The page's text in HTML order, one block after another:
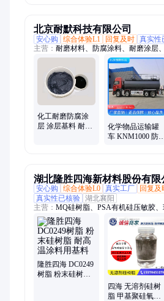
北京耐默科技有限公司
安心购
综合体验L1 回复及时 真实性
主营： 耐磨材料、防腐涂料、耐磨涂层
陶瓷涂层、防腐涂层
化工耐磨防腐涂
层 涂层基料 耐高
化学物品运输罐
车 KNM1000 防
湖北隆胜四海新材料股份有限
安心购
综合体验L0 真实工厂 回复及
真实性已核验 湖北襄阳
主营： MQ硅树脂、PSA有机硅压敏胶
高温硅树脂、有机硅消泡剂、自干型硅
硅胶保护膜压敏胶、水性电泳漆、常温
硅树脂、云母板硅树脂、阴极双组份电
甲基苯基硅树脂、粉末型MQ硅树脂、
泡剂、大粘度107硅橡胶、无溶剂硅树
胶、有机硅离型剂、201甲基硅油、高
隆胜四海 DC0249
树脂 粉末硅树脂
四海 无溶剂硅树
脂 甲基聚硅氧烷